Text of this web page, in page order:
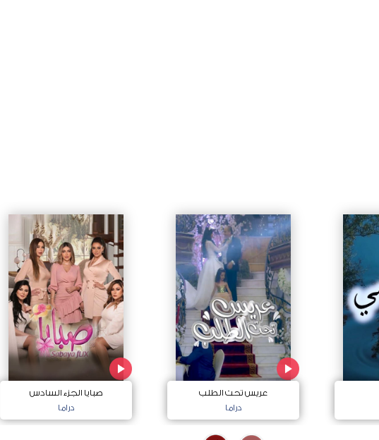
عريس تحت الطلب
دراما
صبايا الجزء السادس
دراما